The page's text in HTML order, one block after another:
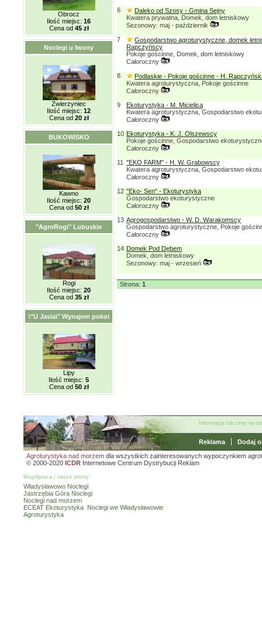
Obrocz
Ilość miejsc: 16
Cena od 45 zł
Noclegi u Iwony
Zwierzyniec
Ilość miejsc: 12
Cena od 20 zł
BUKOWISKO
Kawno
Ilość miejsc: 20
Cena od 50 zł
"AgroRogi" Lubuskie
Rogi
Ilość miejsc: 20
Cena od 35 zł
\"U Jasia\" Wynajem pokoi
Lipy
Ilość miejsc: 5
Cena od 50 zł
6
Daleko od Szosy - Gmina Sejny
Kwatera prywatna, Domek, dom letniskowy
Sezonowy: maj - październik
7
Gospodarstwo agroturystyczne, domek
Rapczyńscy
Pokoje gościnne, Domek, dom letniskowy
Całoroczny
8
Podlaskie - Pokoje gościnne - H.
Kwatera agroturystyczna, Pokoje gościnne
Całoroczny
9
Ekoturystyka - M. Micielica
Kwatera agroturystyczna, Gospodarstwo
Całoroczny
10 Ekoturystyka - K. J. Olszewscy
Pokoje gościnne, Gospodarstwo
Całoroczny
11 "EKO FARM" - H. W. Grabowscy
Kwatera agroturystyczna, Gospodarstwo
Całoroczny
12 "Eko- Sen" - Ekoturystyka
Gospodarstwo ekoturystyczne
Całoroczny
13 Agrogospodarstwo - W. D. Warakomscy
Gospodarstwo agroturystyczne, Pokoje
Całoroczny
14 Domek Pod Dębem
Domek, dom letniskowy
Sezonowy: maj - wrzesień
Strona: 1
Informacje lub ceny na
Reklama
Dodaj
Agroturystyka nad morzem dla wszystkich zainteresowanych wypoczynkiem
© 2000-2020 ICDR Internetowe Centrum Dystrybucji Reklam
Współpraca / nasze strony:
Władysławowo Noclegi
Jastrzębia Góra Noclegi
Noclegi nad morzem
ECEAT Ekoturystyka Noclegi we Władysławowie
Agroturystyka